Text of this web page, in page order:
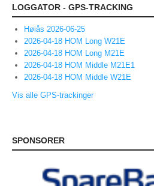
Night 2008/2009
Day 2008/2009
2007/2008
2006/2007
Camp Norway
LOGGATOR - GPS-TRACKING
Høiås 2026-06-25
2026-04-18 HOM Long W21E
2026-04-18 HOM Long M21E
2026-04-18 HOM Middle M21E1
2026-04-18 HOM Middle W21E
Vis alle GPS-trackinger
SPONSORER